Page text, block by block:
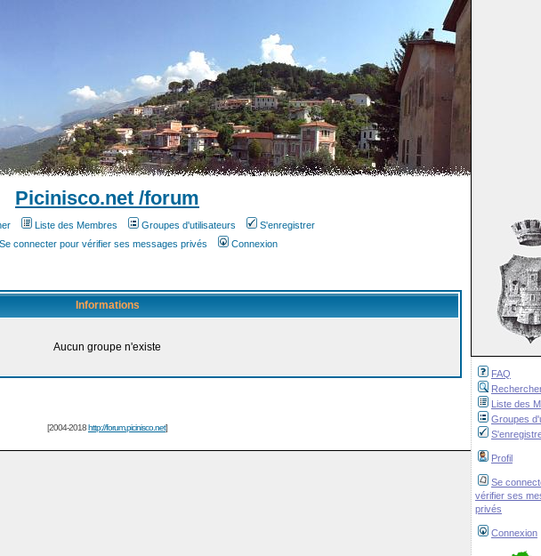
FAQ
Liste des
Groupes
Profil
Se
vérifier ses
privés
Connexion
Picinisco.net /forum
Liste des Membres Groupes d'utilisateurs
S'enregistrer
Se connecter pour vérifier ses messages privés Connexion
Informations
Aucun groupe n'existe
[2004-2018http://forum.picinisco.net]